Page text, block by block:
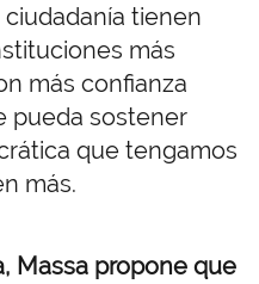
tienen
más
más confianza
pueda sostener
que tengamos
más.
Massa propone que